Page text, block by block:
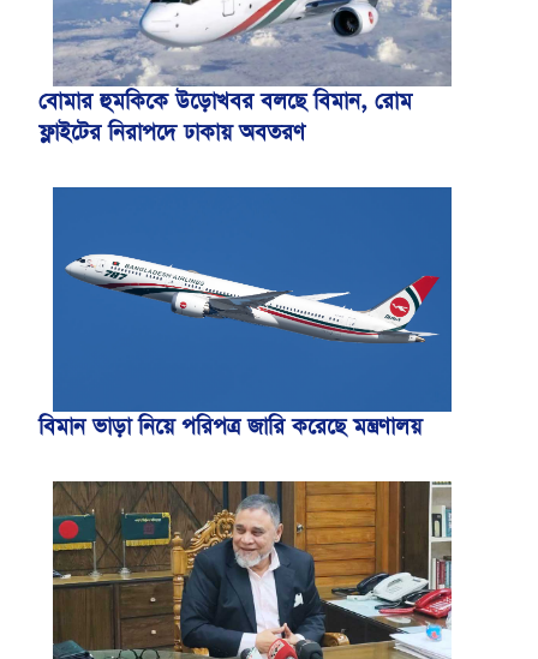
বোমার হুমকিকে উড়োখবর বলছে বিমান, রোম
ফ্লাইটের নিরাপদে ঢাকায় অবতরণ
বিমান ভাড়া নিয়ে পরিপত্র জারি করেছে মন্ত্রণালয়